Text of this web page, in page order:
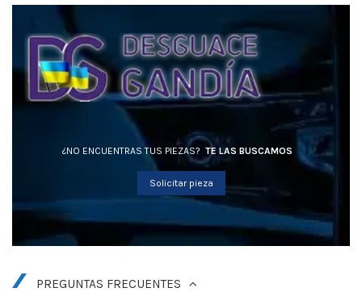
¿NO ENCUENTRAS TUS PIEZAS? TE LAS BUSCAMOS
Solicitar pieza
PREGUNTAS FRECUENTES